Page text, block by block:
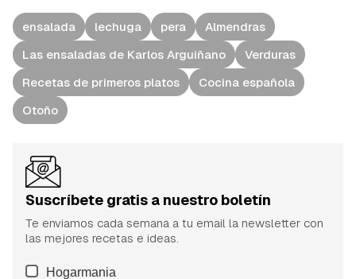
ensalada lechuga pera
Almendras
Las ensaladas de Karlos Arguiñano
Verduras
Recetas de primeros platos
Cocina española
Otoño
Suscríbete gratis a nuestro boletín
Te enviamos cada semana a tu email la newsletter con
las mejores recetas e ideas.
Hogarmania